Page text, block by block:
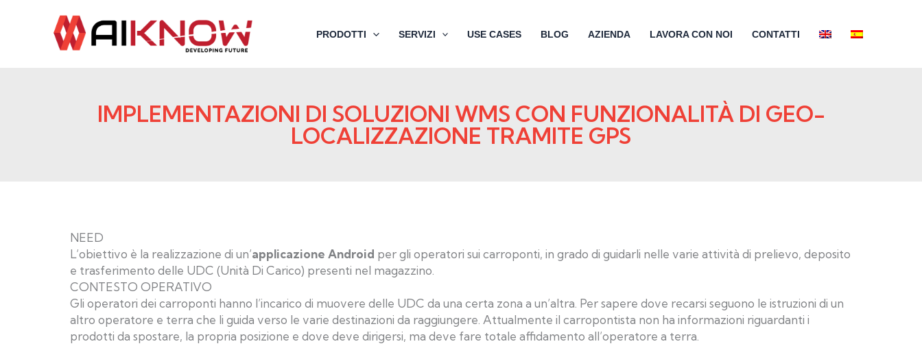
contenuto
PRODOTTI SERVIZI USE CASES BLOG AZIENDA LAVORA CON NOI CONTATTI
IMPLEMENTAZIONI DI SOLUZIONI WMS CON FUNZIONALITÀ DI GEO-
LOCALIZZAZIONE TRAMITE GPS
NEED
L’obiettivo è la realizzazione di un’applicazione Android per gli operatori sui carroponti, in grado di guidarli nelle varie attività di prelievo, deposito
e trasferimento delle UDC (Unità Di Carico) presenti nel magazzino.
CONTESTO OPERATIVO
Gli operatori dei carroponti hanno l’incarico di muovere delle UDC da una certa zona a un’altra. Per sapere dove recarsi seguono le istruzioni di un
altro operatore e terra che li guida verso le varie destinazioni da raggiungere. Attualmente il carropontista non ha informazioni riguardanti i
prodotti da spostare, la propria posizione e dove deve dirigersi, ma deve fare totale affidamento all’operatore a terra.